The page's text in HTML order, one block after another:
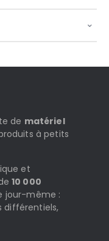
de matériel
à petits
et
10 000
jour-même :
différentiels,